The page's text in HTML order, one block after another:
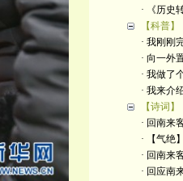
· 《历史
【科普】
· 我刚刚
· 向一外
· 我做了
· 我来介
【诗词】
· 回南来
· 【气绝
· 回南来
· 回应南